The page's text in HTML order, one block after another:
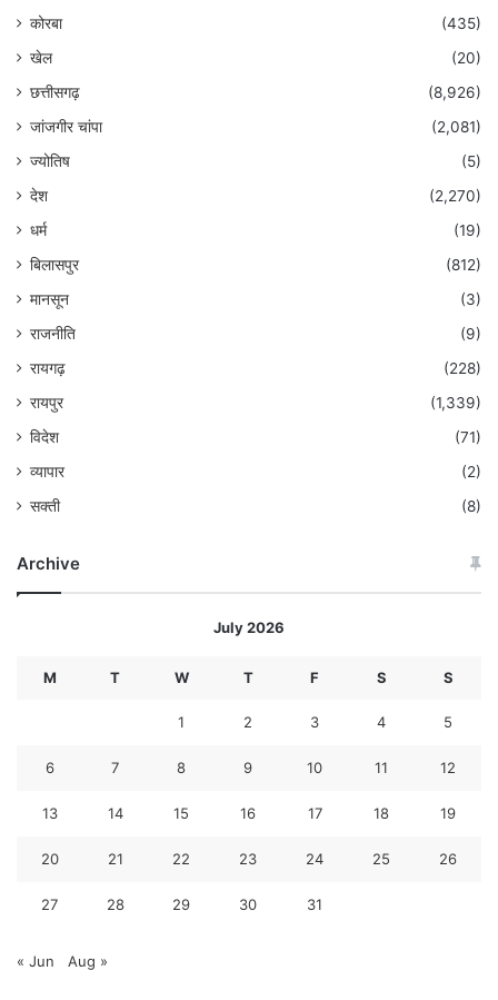
कोरबा
(435)
खेल
(20)
छत्तीसगढ़
(8,926)
जांजगीर चांपा
(2,081)
ज्योतिष
(5)
देश
(2,270)
धर्म
(19)
बिलासपुर
(812)
मानसून
(3)
राजनीति
(9)
रायगढ़
(228)
रायपुर
(1,339)
विदेश
(71)
व्यापार
(2)
सक्ती
(8)
Archive
July 2026
M T W T F S S
1 2 3 4 5
6 7 8 9 10 11 12
13 14 15 16 17 18 19
20 21 22 23 24 25 26
27 28 29 30 31
« Jun Aug »